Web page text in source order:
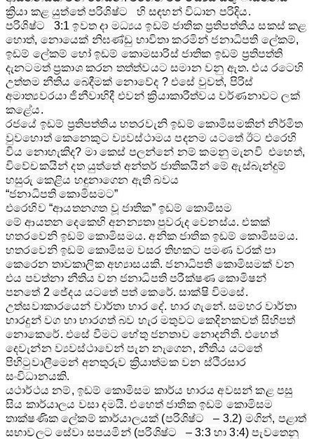
ක්‍රියා කළ යුත්තේ පරිශිෂ්ට හි සඳහන් විධාන පරිදිය.
පරිශිෂ්ට 3:1 ඉවත දා මධ්‍යය ඉඩම් ජාතික ප්‍රතිපත්තිය සකස් කළ
හොත්, නොයෙක් නිඝණ්ඩු භාවිතා කරමින් ජනාධිපති ‍ලේකම්,
ඉඩම් ‍ලේකම් හෝ ඉඩම් කොමසාරිස් ජාතික ඉඩම් ප්‍රතිපත්ති
දැනටමත් ප්‍රකාශ කරන තත්ත්වයට සමාන වනු ඇත. එය රටෙහි
උත්තම නීතිය බෙදීමක් නොවේද ? එසේ වුවත්, පිරිස්
අමාත්‍යවරයා ජිනීවාහිදී එවන් ක්‍රියාකාරීත්වය වර්ණනාවට ලක්
කළේය.
රජයේ ඉඩම් ප්‍රතිපත්තිය හතරවැනි ඉඩම් කොමිසමකින් නිර්මිත
වුවහොත් කෙනෙකුට ව්‍යවස්ථාමය පදනම යටතේ ඊට එරෙහි
විය නොහැකිද? මා කෙස් පලන්නේ නම් කමනු මැනවි එහෙත්,
විවේචකයින් දත යුත්තේ අන්තර් ජාතිකයින් මේ ඇස්බැන්දුම්
හසුරු කෙළිය හඳුනාගෙන ඇති බවය
“ජනාධිපති කොමිසමට”
එරෙහිව “ආයතනගත වූ ජාතික” ඉඩම් කොමිසම
මේ ආයතන දෙකෙහි අනන්‍යතා පුවරුද වෙනස්ය. එකක්
හතරවෙනි ඉඩම් කොමිසමය. අනික ජාතික ඉඩම් කොමිසමය.
හතරවෙනි ඉඩම් කොමිසම වසර තිහකට පමණ වරක් පා
කෙරෙන තාවකාලික අභ්‍යාසයකි. ජනාධිපති කොමිසමක් වන
එය පවත්නා නීතිය වන ජනාධිපති පරීක්ෂණ කොමිෂන්
පනතේ 2 ජේදය යටතේ පත් කෙරේ. සාක්ෂි විමසේ.
උත්සවාකාරයෙන් වාර්තා භාර දේ. භාර ගැනේ. සමහර වාර්තා
භාරදුන් වග හා භාරගත් බව හැර මතුවට කෙදිනකවත් සිහිපත්
නොකෙරේ. එසේ වීමට හේතු ජනතාව නොදනිති. එහෙත්
දෙවැන්න ව්‍යවස්ථාවෙන් පැන නැගෙන, නීතිය යටතේ
පිහිටුවාලීමෙන් අනතුරුව ක්‍රියාත්මක වන ස්ථිරසාර
සංවිධානයකි.
යථාර්ථය නම්, ඉඩම් කොමිසම කාර්ය භාරය අවසන් කළ පසු
සිය කාර්යාලය වසා දමයි. එහෙත් ජාතික ඉඩම් කොමිසම
තාක්ෂණික ‍ලේකම් කාර්යාලයක් (පරිශිෂ්ට – 3.2) මගින්, පළාත්
සභාවලට සේවා සපයමින් (පරිශිෂ්ට – 3:3 හා 3:4) පැවතෙනු